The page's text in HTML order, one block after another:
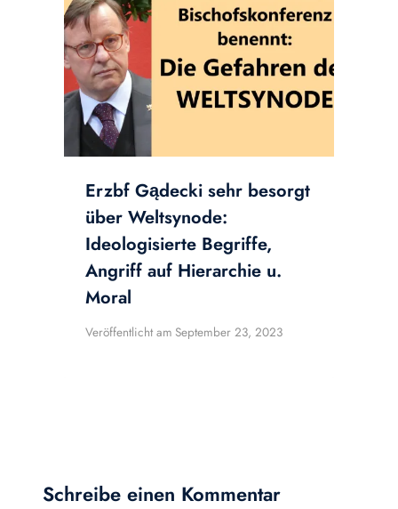
Erzbf Gądecki sehr besorgt
über Weltsynode:
Ideologisierte Begriffe,
Angriff auf Hierarchie u.
Moral
Veröffentlicht am September 23, 2023
Schreibe einen Kommentar